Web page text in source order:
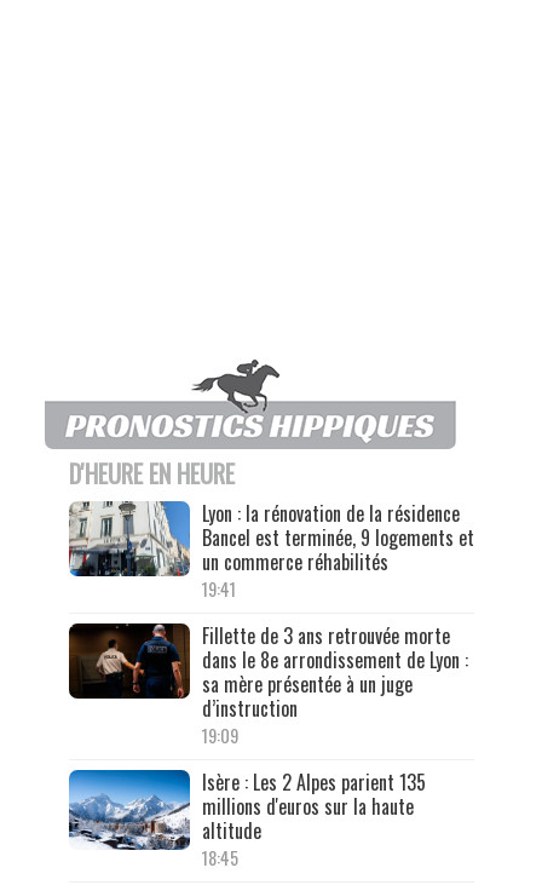
D'HEURE EN HEURE
Lyon : la rénovation de la résidence
Bancel est terminée, 9 logements et
un commerce réhabilités
19:41
Fillette de 3 ans retrouvée morte
dans le 8e arrondissement de Lyon :
sa mère présentée à un juge
d’instruction
19:09
Isère : Les 2 Alpes parient 135
millions d'euros sur la haute
altitude
18:45